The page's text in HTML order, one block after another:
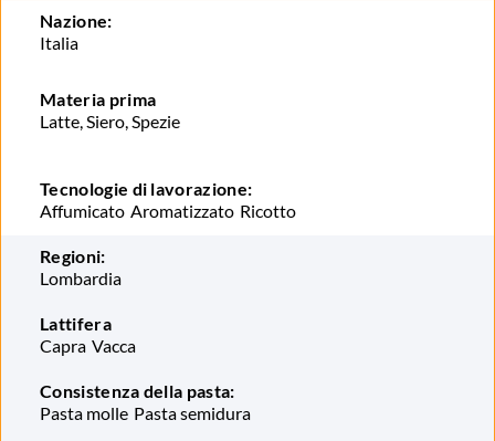
Nazione:
Italia
Materia prima
Latte, Siero, Spezie
Tecnologie di lavorazione:
Affumicato Aromatizzato Ricotto
Regioni:
Lombardia
Lattifera
Capra Vacca
Consistenza della pasta:
Pasta molle Pasta semidura